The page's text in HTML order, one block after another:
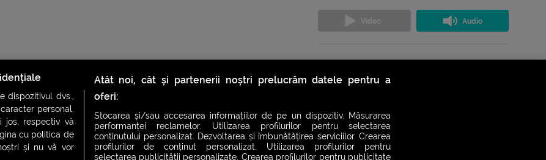
Vezi toate podcasturile
dispozitivul dvs.,
personal.
jos, respectiv vă
cu politica de
și nu vă vor
Atât noi, cât și partenerii noștri prelucrăm datele pentru a
oferi:
Stocarea și/sau accesarea informațiilor de pe un dispozitiv. Măsurarea
performanței reclamelor. Utilizarea profilurilor pentru selectarea
conținutului personalizat. Dezvoltarea și îmbunătățirea serviciilor. Crearea
profilurilor de conținut personalizat. Utilizarea profilurilor pentru
selectarea publicității personalizate. Crearea profilurilor pentru publicitate